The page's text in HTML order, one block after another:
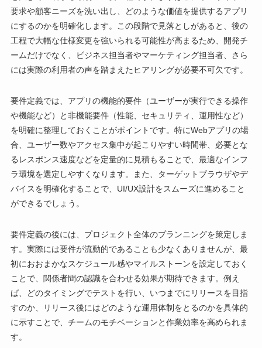
要求や顧客ニーズを洗い出し、どのような価値を提供するアプリ
にするのかを明確化します。この段階で見落としがあると、後の
工程で大幅な仕様変更を強いられる可能性が高まるため、開発チ
ームだけでなく、ビジネス担当者やマーケティング担当者、さら
には実際の利用者の声を踏まえたヒアリングが必要不可欠です。
要件定義では、アプリの機能的要件（ユーザーが実行できる操作
や機能など）と非機能要件（性能、セキュリティ、運用性など）
を明確に整理しておくことがポイントです。特にWebアプリの場
合、ユーザー数やアクセス集中が起こりやすい時間帯、必要とな
るレスポンス速度などを定量的に見積もることで、最適なインフ
ラ環境を選定しやすくなります。また、ターゲットブラウザやデ
バイスを明確化することで、UI/UX設計をスムーズに進めること
ができるでしょう。
要件定義の後には、プロジェクト全体のプランニングを策定しま
す。実際には要件が流動的であることも少なくありませんが、最
初におおまかなスケジュール感やマイルストーンを設定しておく
ことで、関係者間の認識を合わせる効果が期待できます。例え
ば、どのタイミングでテストを行い、いつまでにリリースを目指
すのか、リリース後にはどのような運用体制をとるのかを具体的
に示すことで、チームのモチベーションと作業効率を高められま
す。